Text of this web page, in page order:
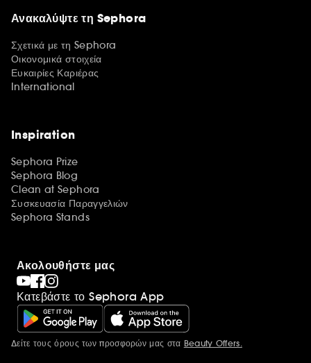
Ανακαλύψτε τη Sephora
Σχετικά με τη Sephora
Οικονομικά στοιχεία
Ευκαιρίες Καριέρας
International
Inspiration
Sephora Prize
Sephora Blog
Clean at Sephora
Συσκευασία Παραγγελιών
Sephora Stands
Ακολουθήστε μας
Κατεβάστε το Sephora App
Περισσότερες πληροφορίες
Δείτε τους όρους των προσφορών μας στα Beauty Offers.